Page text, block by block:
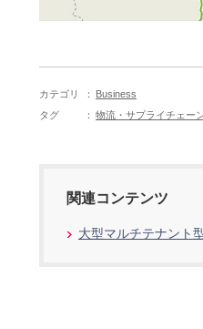
カテゴリ ：
Business
タグ
： 物流・サプライチェー
関連コンテンツ
大型マルチテナント